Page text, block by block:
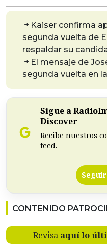
Kaiser confirma
segunda vuelta de
respaldar su
El mensaje de
segunda vuelta en
Sigue a
Discover
Recibe nuestros
feed.
CONTENIDO
Revisa aquí lo